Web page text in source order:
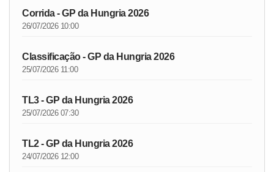
Corrida - GP da Hungria 2026
26/07/2026 10:00
Classificação - GP da Hungria 2026
25/07/2026 11:00
TL3 - GP da Hungria 2026
25/07/2026 07:30
TL2 - GP da Hungria 2026
24/07/2026 12:00